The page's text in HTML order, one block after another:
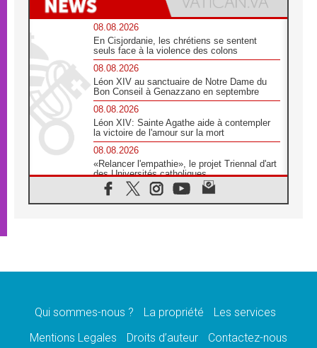
08.08.2026
En Cisjordanie, les chrétiens se sentent
seuls face à la violence des colons
08.08.2026
Léon XIV au sanctuaire de Notre Dame du
Bon Conseil à Genazzano en septembre
08.08.2026
Léon XIV: Sainte Agathe aide à contempler
la victoire de l'amour sur la mort
08.08.2026
«Relancer l'empathie», le projet Triennal d'art
des Universités catholiques
08.08.2026
Signis 2026, donner la parole aux religieuses
07.08.2026
07.08.2026
de l'Assomption et mémoire nationale
Qui sommes-nous ? La propriété
Les services
Mentions Legales
Droits d’auteur Contactez-nous